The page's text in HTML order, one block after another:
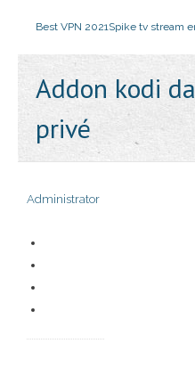
Best VPN 2021Spike tv stream
Addon kodi
privé
Administrator